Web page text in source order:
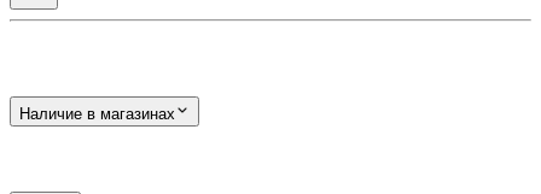
Наличие в магазинах